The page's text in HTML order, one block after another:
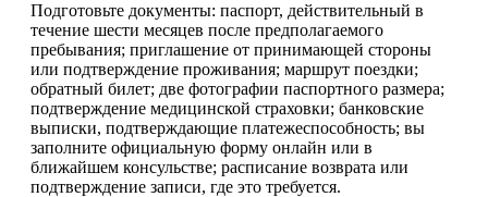
Подготовьте документы: паспорт, действительный в
течение шести месяцев после предполагаемого
пребывания; приглашение от принимающей стороны
или подтверждение проживания; маршрут поездки;
обратный билет; две фотографии паспортного размера;
подтверждение медицинской страховки; банковские
выписки, подтверждающие платежеспособность; вы
заполните официальную форму онлайн или в
ближайшем консульстве; расписание возврата или
подтверждение записи, где это требуется.